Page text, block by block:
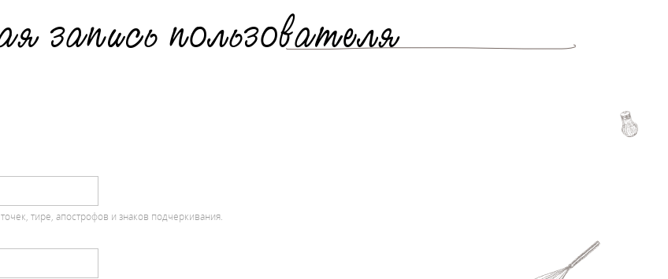
запись пользователя
тире, апострофов и знаков подчеркивания.